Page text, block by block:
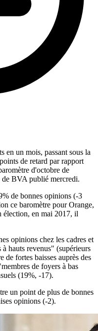
en un mois, passant sous la
de retard par rapport
d'octobre de
BVA publié mercredi.
de bonnes opinions (-3
ce baromètre pour Orange,
élection, en mai 2017, il
opinions chez les cadres et
hauts revenus" (supérieurs
de fortes baisses auprès des
de foyers à bas
(19%, -17).
un point de plus de bonnes
opinions (-2).